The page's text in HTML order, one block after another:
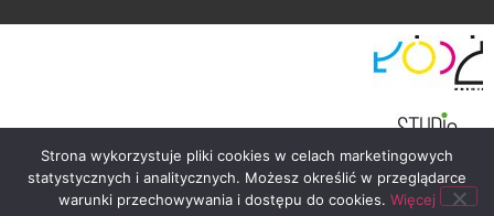
Strona wykorzystuje pliki cookies w celach marketingowych
statystycznych i analitycznych. Możesz określić w przeglądarce
warunki przechowywania i dostępu do cookies. Więcej